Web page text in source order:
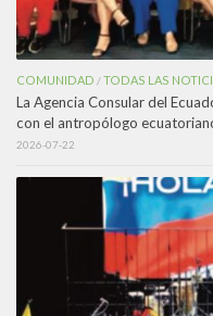
COMUNIDAD /TODAS LAS
La Agencia Consular del
con el antropólogo
2026-07-22